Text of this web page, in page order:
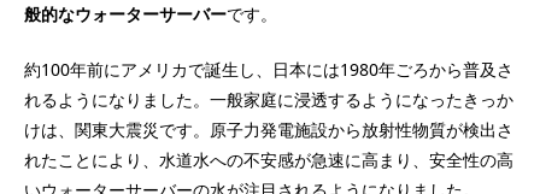
般的なウォーターサーバーです。
約100年前にアメリカで誕生し、日本には1980年ごろから普及さ
れるようになりました。一般家庭に浸透するようになったきっか
けは、関東大震災です。原子力発電施設から放射性物質が検出さ
れたことにより、水道水への不安感が急速に高まり、安全性の高
いウォーターサーバーの水が注目されるようになりました。